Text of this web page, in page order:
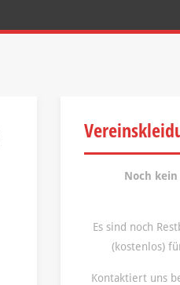
Noch kein
Es sind noch
(kostenlos)
Kontaktiert uns